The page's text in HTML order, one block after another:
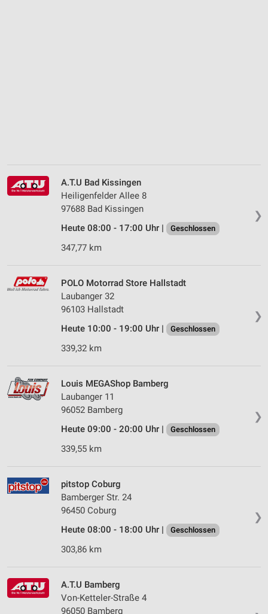
❯
A.T.U Bad Kissingen
Heiligenfelder Allee 8
97688 Bad Kissingen
Heute 08:00 - 17:00 Uhr |
Geschlossen
347,77 km
❯
POLO Motorrad Store Hallstadt
Laubanger 32
96103 Hallstadt
Heute 10:00 - 19:00 Uhr |
Geschlossen
339,32 km
❯
Louis MEGAShop Bamberg
Laubanger 11
96052 Bamberg
Heute 09:00 - 20:00 Uhr |
Geschlossen
339,55 km
❯
pitstop Coburg
Bamberger Str. 24
96450 Coburg
Heute 08:00 - 18:00 Uhr |
Geschlossen
303,86 km
A.T.U Bamberg
Von-Ketteler-Straße 4
96050 Bamberg